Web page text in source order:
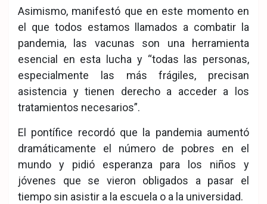
Asimismo, manifestó que en este momento en
el que todos estamos llamados a combatir la
pandemia, las vacunas son una herramienta
esencial en esta lucha y “todas las personas,
especialmente las más frágiles, precisan
asistencia y tienen derecho a acceder a los
tratamientos necesarios”.
El pontífice recordó que la pandemia aumentó
dramáticamente el número de pobres en el
mundo y pidió esperanza para los niños y
jóvenes que se vieron obligados a pasar el
tiempo sin asistir a la escuela o a la universidad.